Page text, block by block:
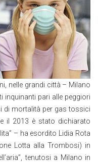
nelle grandi città – Milano
inquinanti pari alle peggiori
di mortalità per gas tossici
il 2013 è stato dichiarato
– ha esordito Lidia Rota
Lotta alla Trombosi) in
tenutosi a Milano in